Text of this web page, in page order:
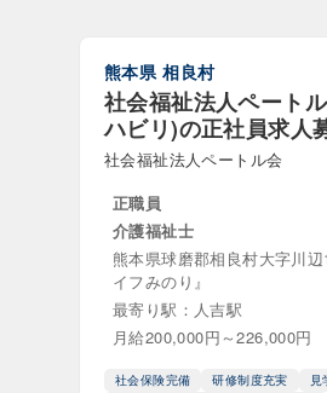
熊本県 相良村
社会福祉法人ペート
ハビリ)の正社員求人
社会福祉法人ペートル会
正職員
介護福祉士
熊本県球磨郡相良村大字川
イフみのり』
最寄り駅：人吉駅
月給200,000円～226,000円
社会保険完備 研修制度充実
見